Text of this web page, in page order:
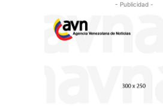
- Publicidad -